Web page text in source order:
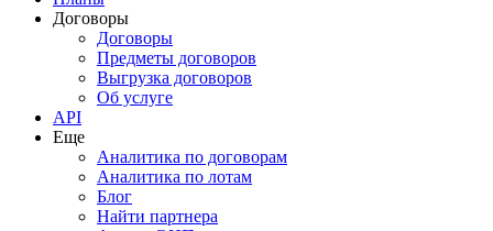
Договоры
Договоры
Предметы договоров
Выгрузка договоров
Об услуге
API
Еще
Аналитика по договорам
Аналитика по лотам
Блог
Найти партнера